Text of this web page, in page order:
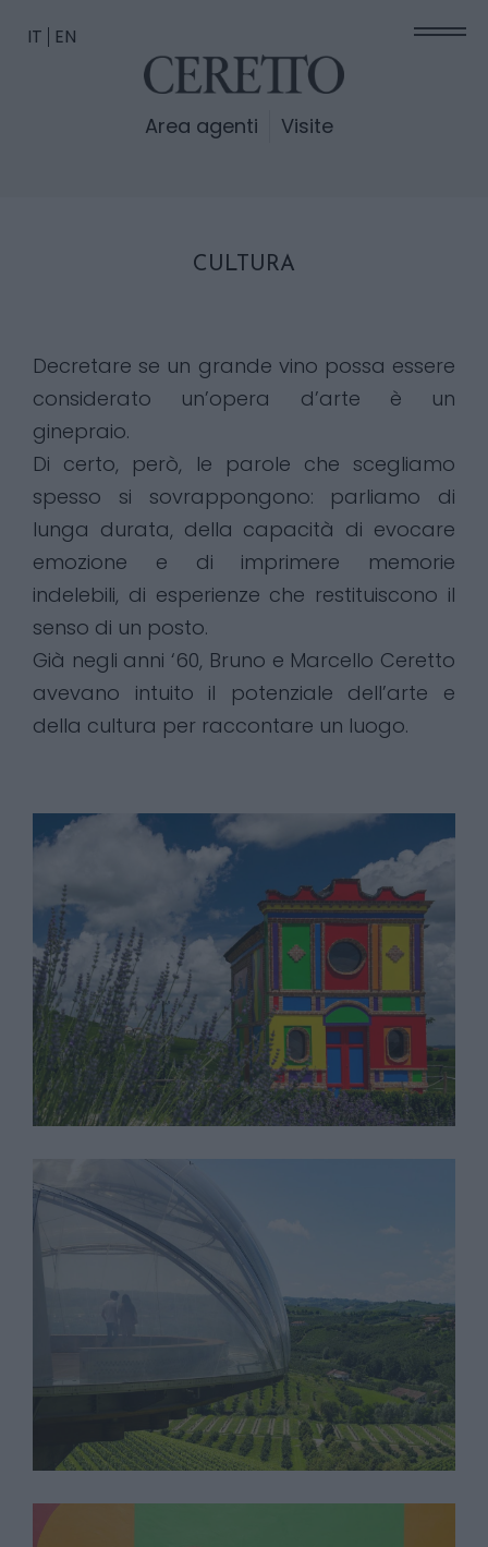
Area agenti Visite
IT EN
CULTURA
Decretare se un grande vino possa essere
considerato un’opera d’arte è un
ginepraio.
Di certo, però, le parole che scegliamo
spesso si sovrappongono: parliamo di
lunga durata, della capacità di evocare
emozione e di imprimere memorie
indelebili, di esperienze che restituiscono il
senso di un posto.
Già negli anni ‘60, Bruno e Marcello Ceretto
avevano intuito il potenziale dell’arte e
della cultura per raccontare un luogo.
Arte
Architettura